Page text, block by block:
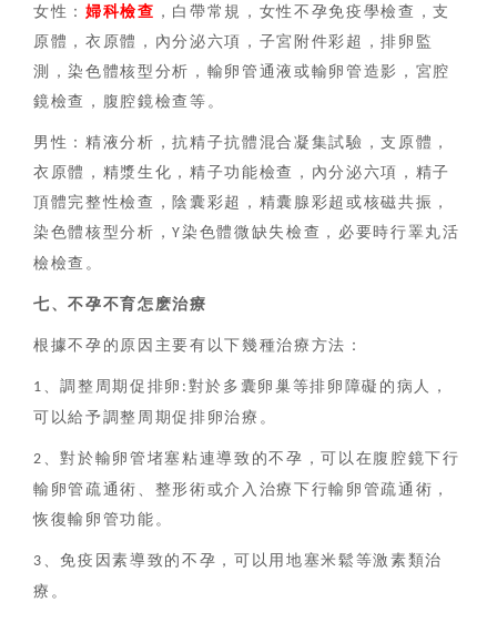
女性：婦科檢查 ，白帶常規，女性不孕免疫學檢查，支
原體，衣原體，內分泌六項，子宮附件彩超，排卵監
測，染色體核型分析，輸卵管通液或輸卵管造影，宮腔
鏡檢查，腹腔鏡檢查等。
男性：精液分析，抗精子抗體混合凝集試驗，支原體，
衣原體，精漿生化，精子功能檢查，內分泌六項，精子
頂體完整性檢查，陰囊彩超，精囊腺彩超或核磁共振，
染色體核型分析，Y染色體微缺失檢查，必要時行睪丸活
檢檢查。
七、不孕不育怎麽治療
根據不孕的原因主要有以下幾種治療方法：
1 、調整周期促排卵 : 對於多囊卵巢等排卵障礙的病人，
可以給予調整周期促排卵治療。
2 、對於輸卵管堵塞粘連導致的不孕，可以在腹腔鏡下行
輸卵管疏通術、整形術或介入治療下行輸卵管疏通術，
恢復輸卵管功能。
3 、免疫因素導致的不孕，可以用地塞米鬆等激素類治
療。